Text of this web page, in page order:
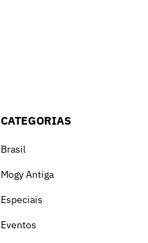
CATEGORIAS
Brasil
Mogy Antiga
Especiais
Eventos